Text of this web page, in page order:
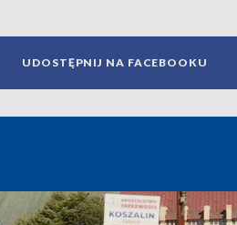
UDOSTĘPNIJ NA FACEBOOKU